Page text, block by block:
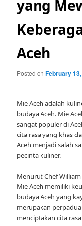
yang
Aceh
Posted onFebruary
Mie Aceh adalah
budaya Aceh. Mie
sangat populer di
cita rasa yang khas
Aceh menjadi salah
pecinta kuliner.
Menurut Chef
Mie Aceh memiliki
budaya Aceh yang
merupakan
menciptakan cita